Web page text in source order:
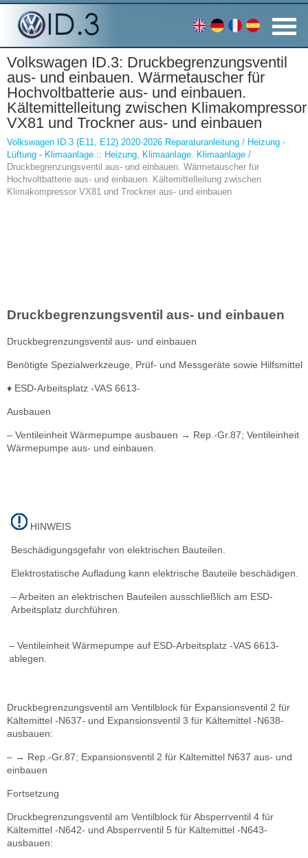
Volkswagen ID.3: Druckbegrenzungsventil
aus- und einbauen. Wärmetauscher für
Hochvoltbatterie aus- und einbauen.
Kältemittelleitung zwischen Klimakompressor
VX81 und Trockner aus- und einbauen
Volkswagen ID.3 (E11, E12) 2020-2026 Reparaturanleitung / Heizung -
Lüftung - Klimaanlage :: Heizung, Klimaanlage. Klimaanlage /
Druckbegrenzungsventil aus- und einbauen. Wärmetauscher für
Hochvoltbatterie aus- und einbauen. Kältemittelleitung zwischen
Klimakompressor VX81 und Trockner aus- und einbauen
Druckbegrenzungsventil aus- und einbauen
Druckbegrenzungsventil aus- und einbauen
Benötigte Spezialwerkzeuge, Prüf- und Messgeräte sowie Hilfsmittel
♦ ESD-Arbeitsplatz -VAS 6613-
Ausbauen
– Ventileinheit Wärmepumpe ausbauen → Rep.-Gr.87; Ventileinheit
Wärmepumpe aus- und einbauen.
HINWEIS
Beschädigungsgefahr von elektrischen Bauteilen.
Elektrostatische Aufladung kann elektrische Bauteile beschädigen.
– Arbeiten an elektrischen Bauteilen ausschließlich am ESD-
Arbeitsplatz durchführen.
– Ventileinheit Wärmepumpe auf ESD-Arbeitsplatz -VAS 6613-
ablegen.
Druckbegrenzungsventil am Ventilblock für Expansionsventil 2 für
Kältemittel -N637- und Expansionsventil 3 für Kältemittel -N638-
ausbauen:
– → Rep.-Gr.87; Expansionsventil 2 für Kältemittel N637 aus- und
einbauen
Fortsetzung
Druckbegrenzungsventil am Ventilblock für Absperrventil 4 für
Kältemittel -N642- und Absperrventil 5 für Kältemittel -N643-
ausbauen: